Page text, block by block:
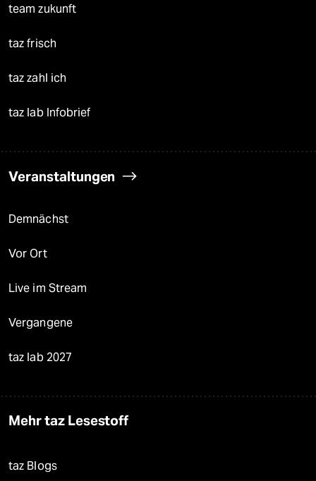
team zukunft
taz frisch
taz zahl ich
taz lab Infobrief
Veranstaltungen
Demnächst
Vor Ort
Live im Stream
Vergangene
taz lab 2027
Mehr taz Lesestoff
taz Blogs